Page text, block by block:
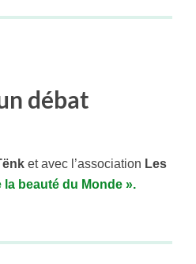
débat
et avec l’association Les
la beauté du Monde ».